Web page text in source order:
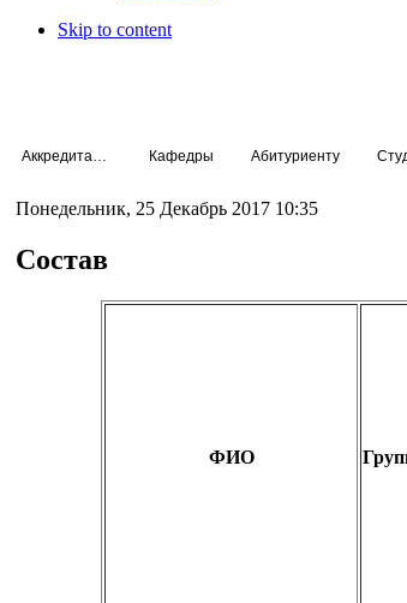
Skip to content
Кафедры Абитуриенту
Понедельник, 25 Декабрь 2017 10:35
Состав
ФИО